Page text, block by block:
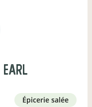
EARL
épicerie salée